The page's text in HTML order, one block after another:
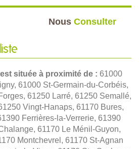
Nous Consulter
située à proximité de : 61000
61000 St-Germain-du-Corbéis,
61250 Larré, 61250 Semallé,
Vingt-Hanaps, 61170 Bures,
Ferrières-la-Verrerie, 61390
61170 Le Ménil-Guyon,
Montchevrel, 61170 St-Agnan